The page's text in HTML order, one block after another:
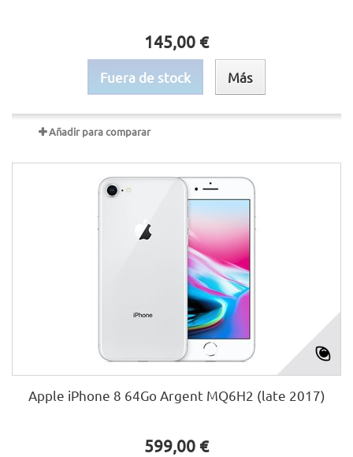
145,00 €
Fuera de stock Más
Añadir para comparar
Apple iPhone 8 64Go Argent MQ6H2 (late 2017)
599,00 €